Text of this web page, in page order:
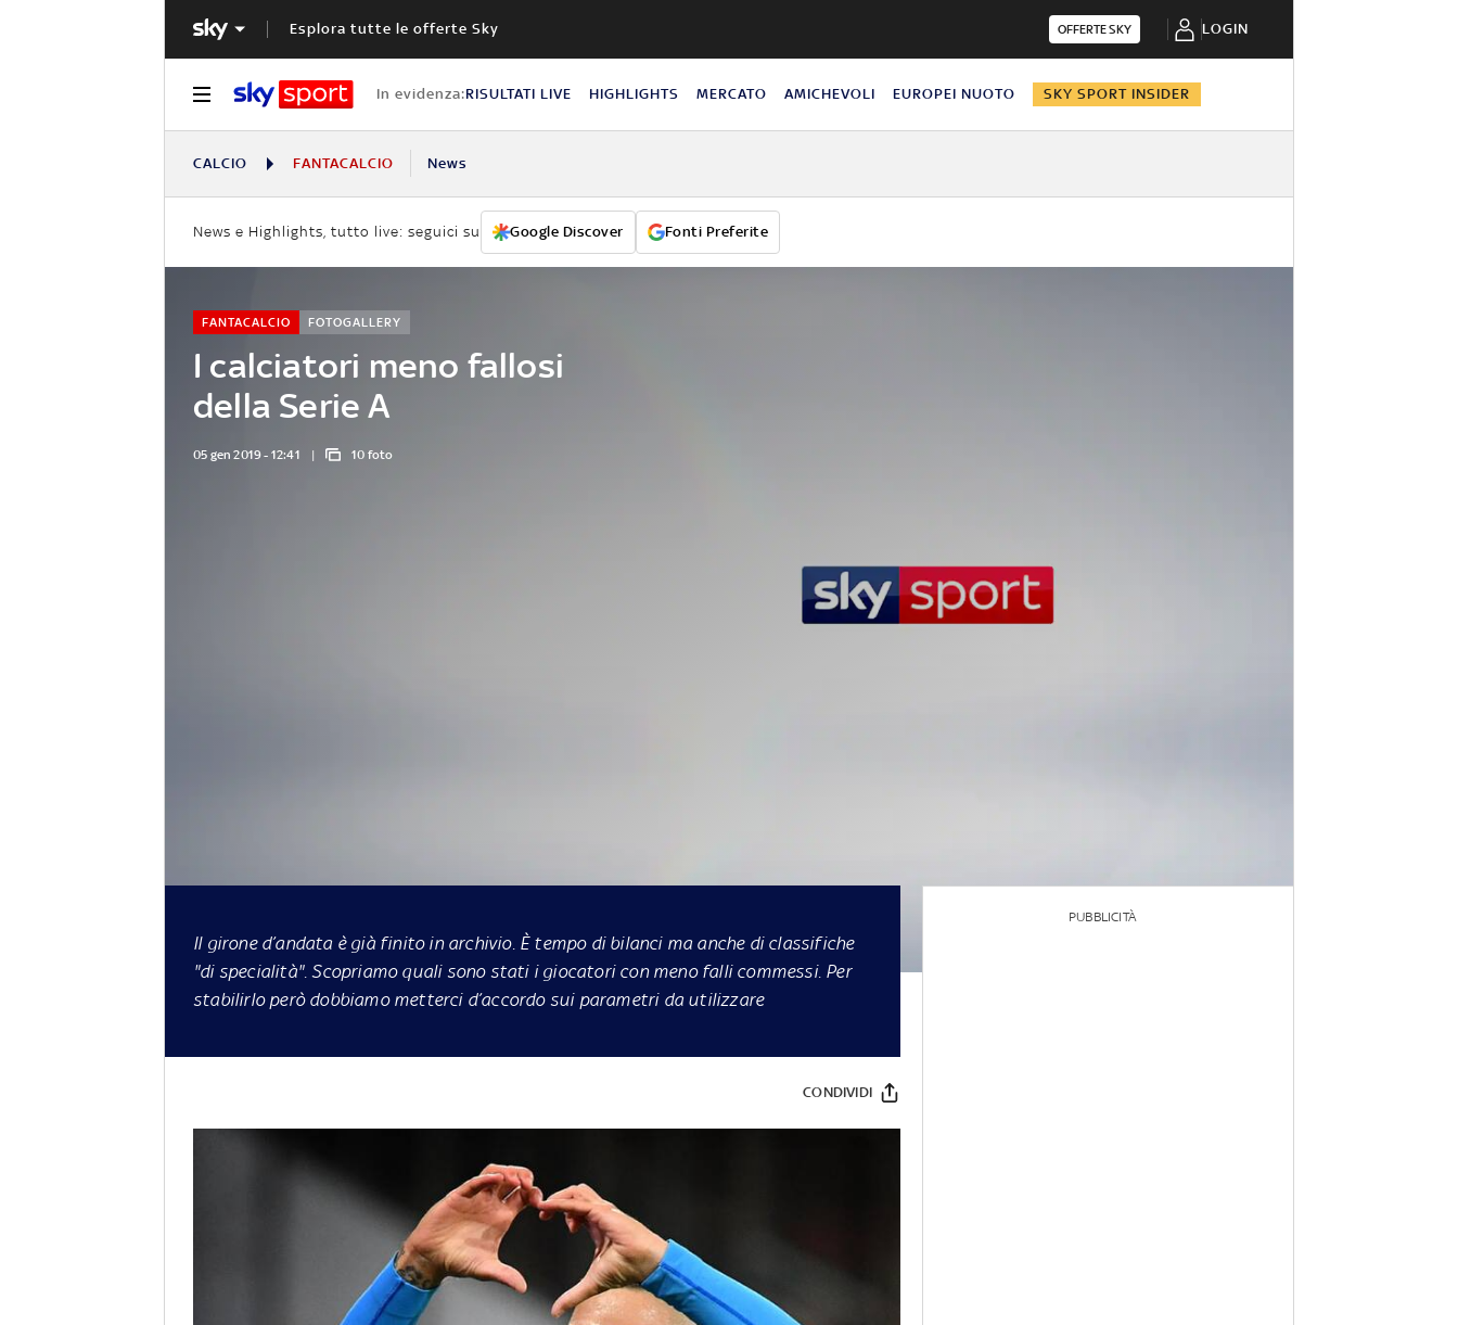
Esplora tutte le offerte Sky OFFERTE SKY LOGIN
In evidenza:RISULTATI LIVE HIGHLIGHTS MERCATO AMICHEVOLI EUROPEI NUOTO SKY SPORT INSIDER
CALCIO FANTACALCIO News
News e Highlights, tutto live: seguici su Google Discover Fonti Preferite
I calciatori meno fallosi
della Serie A
FANTACALCIO FOTOGALLERY
05 gen 2019 - 12:41 10 foto
Il girone d’andata è già finito in archivio. È tempo di bilanci ma anche di classifiche
"di specialità". Scopriamo quali sono stati i giocatori con meno falli commessi. Per
stabilirlo però dobbiamo metterci d’accordo sui parametri da utilizzare
CONDIVIDI
PUBBLICITÀ